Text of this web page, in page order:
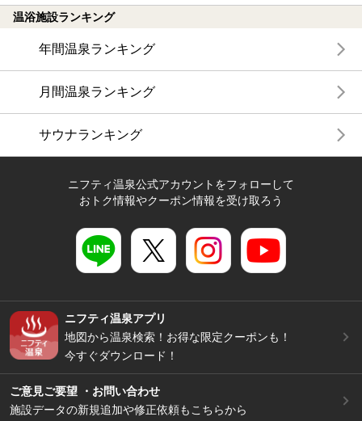
温浴施設ランキング
年間温泉ランキング
月間温泉ランキング
サウナランキング
ニフティ温泉公式アカウントをフォローして
おトク情報やクーポン情報を受け取ろう
ニフティ温泉アプリ
地図から温泉検索！お得な限定クーポンも！
今すぐダウンロード！
ご意見ご要望 ・お問い合わせ
施設データの新規追加や修正依頼もこちらから